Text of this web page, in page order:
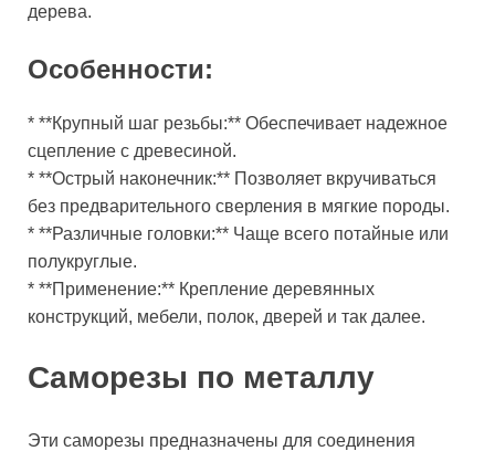
дерева.
Особенности:
* **Крупный шаг резьбы:** Обеспечивает надежное
сцепление с древесиной.
* **Острый наконечник:** Позволяет вкручиваться
без предварительного сверления в мягкие породы.
* **Различные головки:** Чаще всего потайные или
полукруглые.
* **Применение:** Крепление деревянных
конструкций, мебели, полок, дверей и так далее.
Саморезы по металлу
Эти саморезы предназначены для соединения